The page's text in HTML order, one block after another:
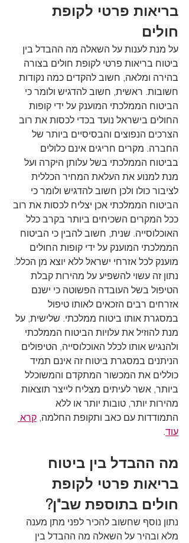
בריאות פרטי לקופת
חולים
על מנת לענות על השאלה מה ההבדל בין
ביטוח בריאות פרטי לקופת חולים בצורה
בהירה ומלאה, חשוב להקדים כמה נקודות
חשובות. ראשית, חשוב להדגיש ולומר כי
הביטוח הממלכתי המוענק על ידי קופות
החולים בישראל נועד בכדי לכסות את רוב
הצרכים הנפוצים והבסיסיים ביותר של
החברה. מקרים חריגים אינם כלולים
בביטוח הממלכתי בשל עלותן היקרה ועל
מנת למנוע את העלאת המחיר הכללית
לציבור כולו ולכן חשוב להדגיש ולומר כי
הביטוח הממלכתי אכן יצליח לכסות את רוב
ככל המקרים השכיחים ביותר בקרב כלל
האוכלוסייה. שנית, חשוב להבין כי הביטוח
הממלכתי המוענק על ידי קופות החולים
מוענק לכל אזרחי ישראל ללא יוצא מן הכלל.
נתון זה עשוי להשפיע על מהירות קבלת
הטיפול בשל העובדה הפשוטה כי ישנם
אזרחים רבים הזכאים לאותו טיפול
במסגרת אותו ביטוח ממלכתי. שלישית, על
מנת להוזיל את עלויות הביטוח הממלכתי
ולהנגיש אותו לכלל האוכלוסייה, הטיפולים
הניתנים במסגרת ביטוח זה אינם תמיד
כוללים את המכשור המתקדם והמשוכלל
ביותר, אשר לעיתים מצליח לייצר תוצאות
מהירות יותר, טובות יותר או ללא
התמודדות עם כאב ותקופת החלמה, קרא
עוד.
מה ההבדל בין ביטוח
בריאות פרטי לקופת
חולים בתוספת שב"ן?
נתון נוסף שחשוב להכיר לפני מתן מענה
מלא ובהיר על השאלה מה ההבדל בין